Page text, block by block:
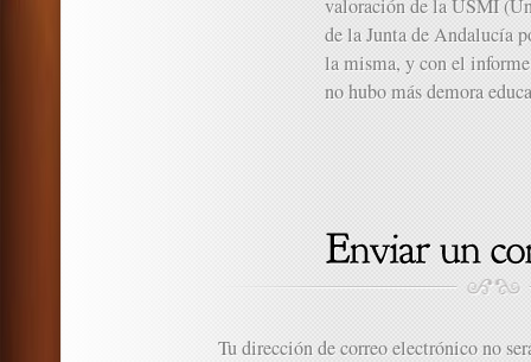
valoración de la USMI
de la Junta de Andalucía
la misma, y con el
no hubo más demora
Tu dirección de correo electrónico no